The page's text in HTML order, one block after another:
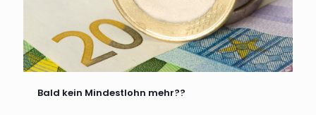
Bald kein Mindestlohn mehr??